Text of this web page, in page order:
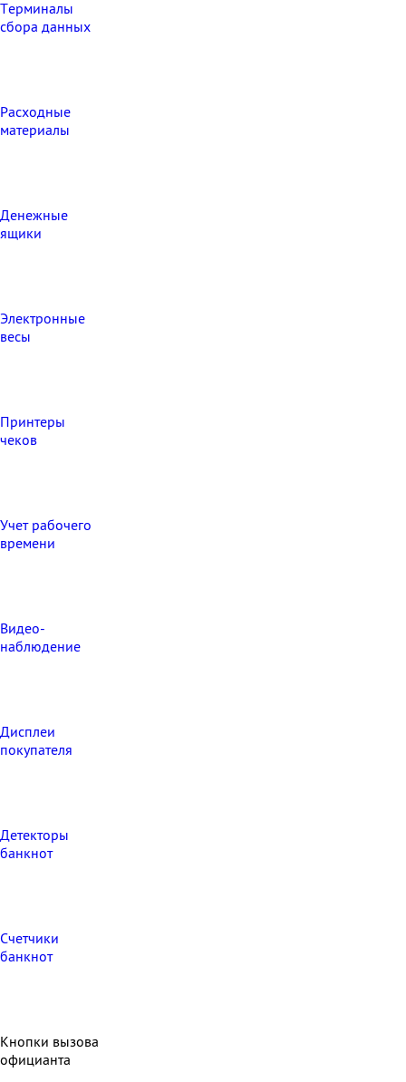
Терминалы
сбора данных
Расходные
материалы
Денежные
ящики
Электронные
весы
Принтеры
чеков
Учет рабочего
времени
Видео‑
наблюдение
Дисплеи
покупателя
Детекторы
банкнот
Счетчики
банкнот
Кнопки вызова
официанта